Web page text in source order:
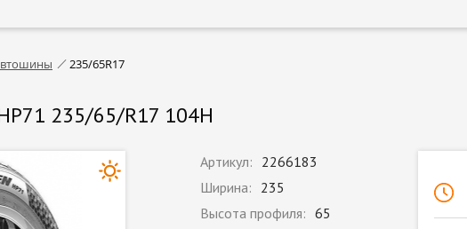
235/65R17
235/65/R17 104H
Артикул: 2266183
Ширина: 235
Высота профиля: 65